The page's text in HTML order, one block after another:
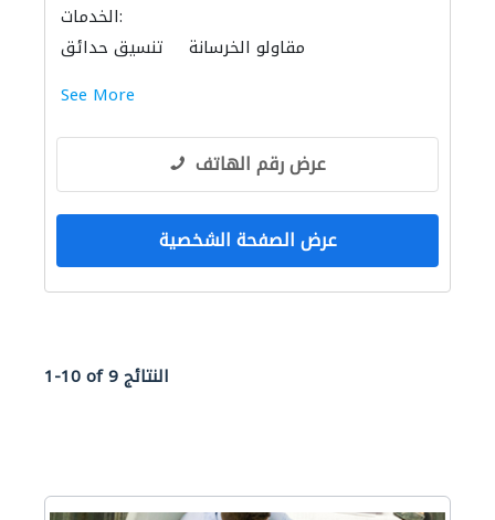
الخدمات:
تنسيق حدائق
مقاولو الخرسانة
See More
عرض رقم الهاتف
عرض الصفحة الشخصية
1-10 of 9 النتائج